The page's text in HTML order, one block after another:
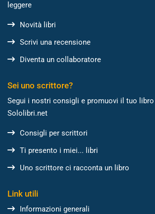
leggere
Novità libri
Scrivi una recensione
Diventa un collaboratore
Sei uno scrittore?
Segui i nostri consigli e promuovi il tuo
Sololibri.net
Consigli per scrittori
Ti presento i miei... libri
Uno scrittore ci racconta un libro
Link utili
Informazioni generali